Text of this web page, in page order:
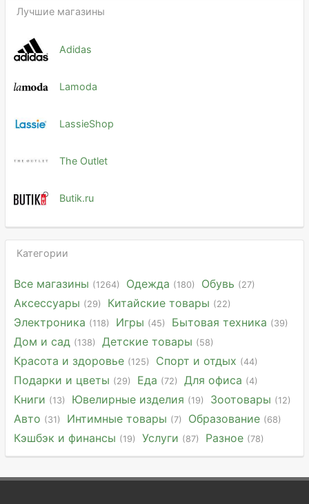
Лучшие магазины
Adidas
Lamoda
LassieShop
The Outlet
Butik.ru
Категории
Все магазины (1264) Одежда (180) Обувь (27)
Аксессуары (29) Китайские товары (22)
Электроника (118) Игры (45) Бытовая техника (39)
Дом и сад (138) Детские товары (58)
Красота и здоровье (125) Спорт и отдых (44)
Подарки и цветы (29) Еда (72) Для офиса (4)
Книги (13) Ювелирные изделия (19) Зоотовары (12)
Авто (31) Интимные товары (7) Образование (68)
Кэшбэк и финансы (19) Услуги (87) Разное (78)